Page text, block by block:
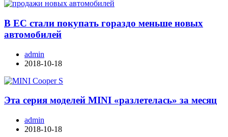
В ЕС стали покупать гораздо меньше новых
автомобилей
admin
2018-10-18
Эта серия моделей MINI «разлетелась» за месяц
admin
2018-10-18